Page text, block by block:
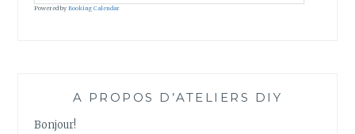
Powered byBooking Calendar
A PROPOS D’ATELIERS DIY
Bonjour!